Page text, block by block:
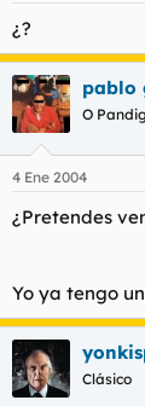
¿?
pablo
O
4 Ene 2004
¿Pretendes
Yo ya tengo
Clásico